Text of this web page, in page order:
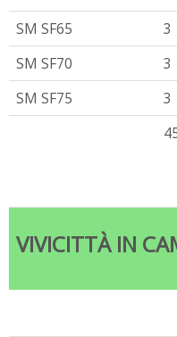
SM SF65
3
SM SF70
3
SM SF75
3
VIVICITTÀ IN